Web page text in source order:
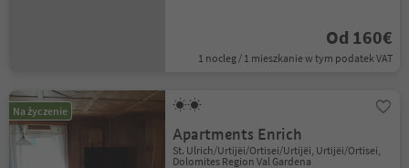
Od 160€
1 nocleg / 1 mieszkanie w tym podatek VAT
Na życzenie
Apartments Enrich
St. Ulrich/Urtijëi/Ortisei/Urtijëi, Urtijëi/Ortisei,
Dolomites Region Val Gardena